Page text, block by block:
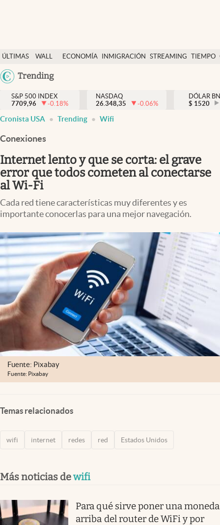
ÚLTIMAS
NOTICIAS
WALL
DÓLAR
ECONOMÍA INMIGRACIÓN STREAMING TIEMPO
México
Trending
Finanzas y economía
Wall Street y dólar
Inmigración
Espiritual
Streaming
PC y mobile
USA
S&P 500 INDEX
7709,96
-0.18%
NASDAQ
26.348,35
-0.06%
DÓLAR
$ 1520
Cronista USA Trending Wifi
Conexiones
Internet lento y que se corta: el grave
error que todos cometen al conectarse
al Wi-Fi
Cada red tiene características muy diferentes y es
importante conocerlas para una mejor navegación.
Fuente: Pixabay
Fuente: Pixabay
Temas relacionados
wifi internet redes red Estados Unidos
Más noticias dewifi
Para qué sirve poner una moneda
arriba del router de WiFi y por